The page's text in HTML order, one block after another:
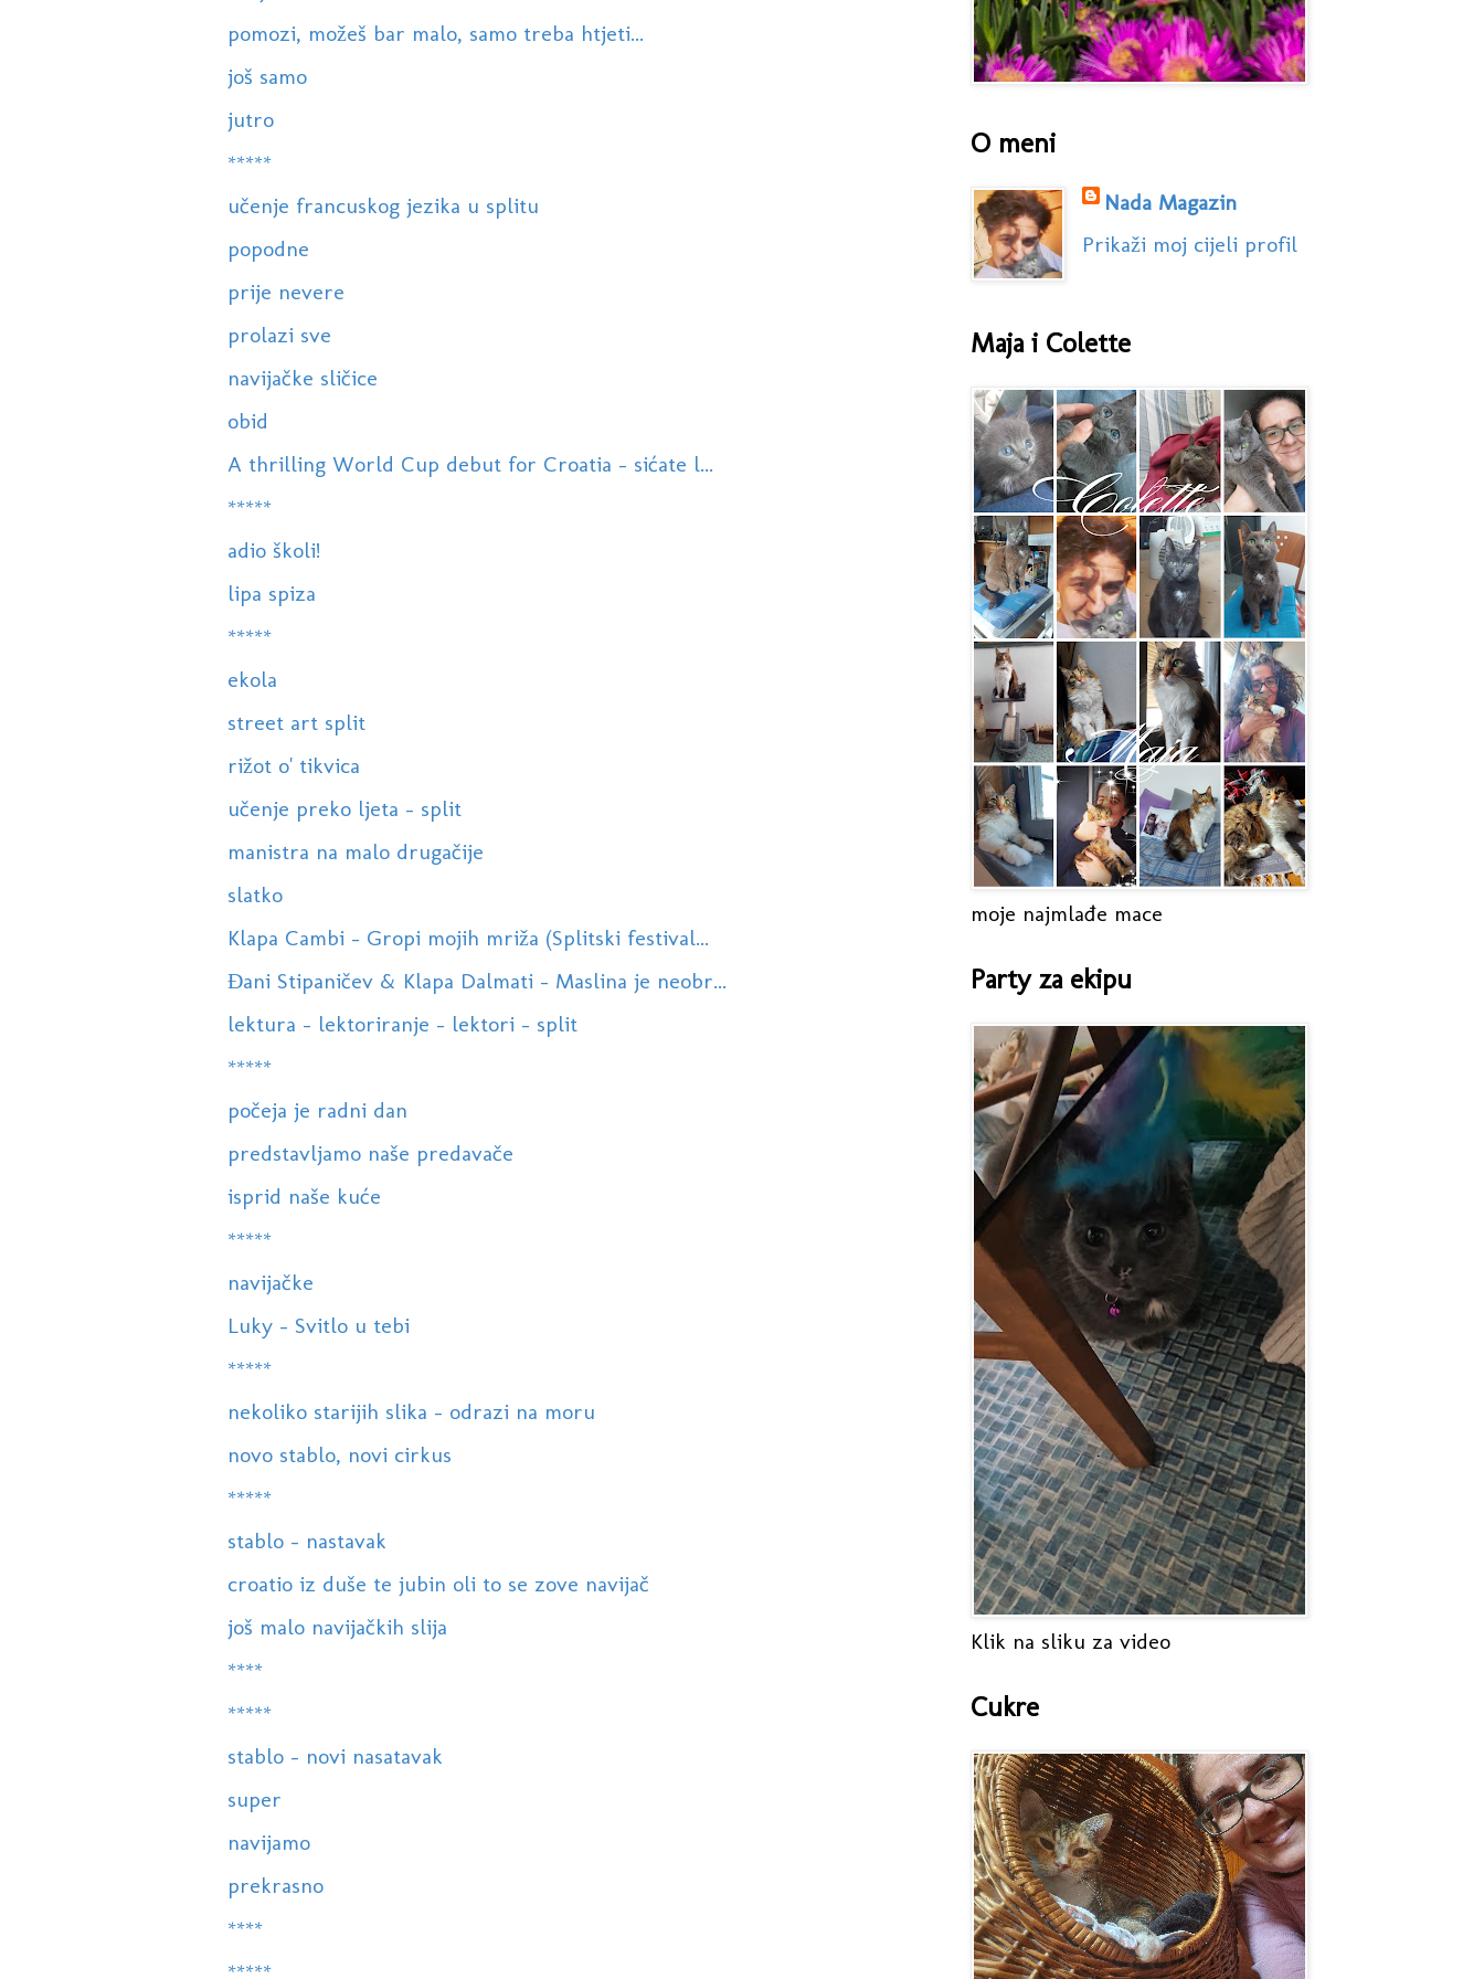
pomozi, možeš bar malo, samo treba htjeti...
još samo
jutro
*****
učenje francuskog jezika u splitu
popodne
prije nevere
prolazi sve
navijačke sličice
obid
A thrilling World Cup debut for Croatia - sićate l...
*****
adio školi!
lipa spiza
*****
ekola
street art split
rižot o' tikvica
učenje preko ljeta - split
manistra na malo drugačije
slatko
Klapa Cambi - Gropi mojih mriža (Splitski festival...
Đani Stipaničev & Klapa Dalmati - Maslina je neobr...
lektura - lektoriranje - lektori - split
*****
počeja je radni dan
predstavljamo naše predavače
isprid naše kuće
*****
navijačke
Luky - Svitlo u tebi
*****
nekoliko starijih slika - odrazi na moru
novo stablo, novi cirkus
*****
stablo - nastavak
croatio iz duše te jubin oli to se zove navijač
još malo navijačkih slija
****
*****
stablo - novi nasatavak
super
navijamo
prekrasno
****
*****
O meni
Nada Magazin
Prikaži moj cijeli profil
Maja i Colette
moje najmlađe mace
Party za ekipu
Klik na sliku za video
Cukre